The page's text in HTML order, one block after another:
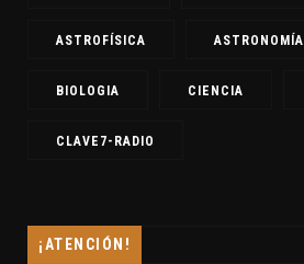
ASTROFÍSICA ASTRONOMÍA
BIOLOGIA CIENCIA
CLAVE7-RADIO
¡ATENCIÓN!